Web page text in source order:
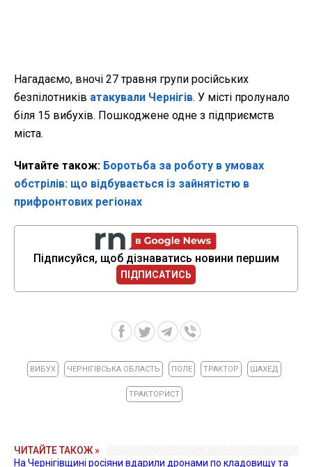
Нагадаємо, вночі 27 травня групи російських
безпілотників атакували Чернігів. У місті пролунало
біля 15 вибухів. Пошкоджене одне з підприємств
міста.
Читайте також: Боротьба за роботу в умовах
обстрілів: що відбувається із зайнятістю в
прифронтових регіонах
Підписуйся, щоб дізнаватись новини першим
ПІДПИСАТИСЬ
ВИБУХ ЧЕРНІГІВСЬКА ОБЛАСТЬ ПОЛЕ ТРАКТОР ШАХЕД
ТРАКТОРИСТ
ЧИТАЙТЕ ТАКОЖ »
На Чернігівщині росіяни вдарили дронами по кладовищу та